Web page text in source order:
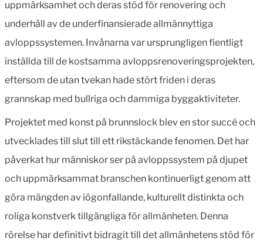
uppmärksamhet och deras stöd för renovering och
underhåll av de underfinansierade allmännyttiga
avloppssystemen. Invånarna var ursprungligen fientligt
inställda till de kostsamma avloppsrenoveringsprojekten,
eftersom de utan tvekan hade stört friden i deras
grannskap med bullriga och dammiga byggaktiviteter.
Projektet med konst på brunnslock blev en stor succé och
utvecklades till slut till ett rikstäckande fenomen. Det har
påverkat hur människor ser på avloppssystem på djupet
och uppmärksammat branschen kontinuerligt genom att
göra mängden av iögonfallande, kulturellt distinkta och
roliga konstverk tillgängliga för allmänheten. Denna
rörelse har definitivt bidragit till det allmänhetens stöd för